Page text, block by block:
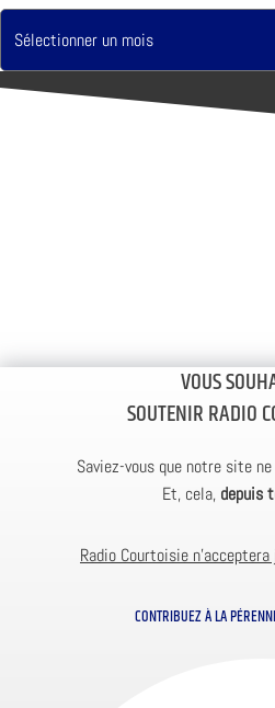
VOUS
SOUTENIR RADIO
Saviez-vous que notre site
Et, cela, depuis
Radio Courtoisie
CONTRIBUEZ À LA